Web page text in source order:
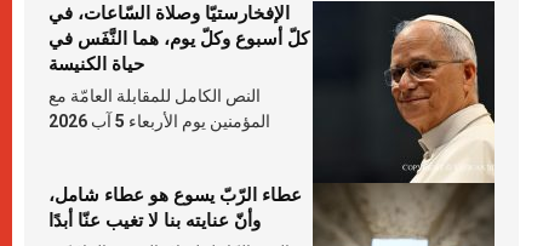
الإفخارستيّا وصلاة السّاعات، في
كلّ أسبوع وكلّ يوم، هما النَّفَس في
حياة الكنيسة
النص الكامل للمقابلة العامّة مع
المؤمنين يوم الأربعاء 5 آب 2026
عطاء الرّبّ يسوع هو عطاء شامل،
وأنّ عنايته بنا لا تغيب عنّا أبدًا